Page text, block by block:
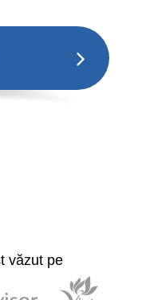
văzut pe